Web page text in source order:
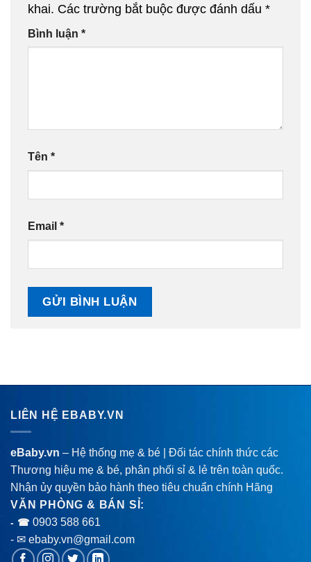
khai. Các trường bắt buộc được đánh dấu *
Bình luận *
Tên *
Email *
LIÊN HỆ EBABY.VN
eBaby.vn – Hệ thống mẹ & bé | Đối tác chính thức các
Thương hiệu mẹ & bé, phân phối sỉ & lẻ trên toàn quốc.
Nhận ủy quyền bảo hành theo tiêu chuẩn chính Hãng
VĂN PHÒNG & BÁN SỈ:
- ☎ 0903 588 661
- ✉ ebaby.vn@gmail.com